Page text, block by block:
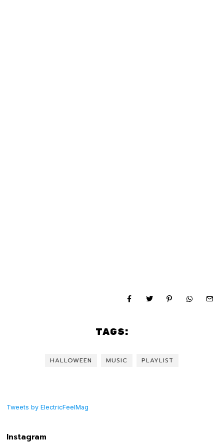
TAGS:
HALLOWEEN MUSIC PLAYLIST
Tweets by ElectricFeelMag
Instagram